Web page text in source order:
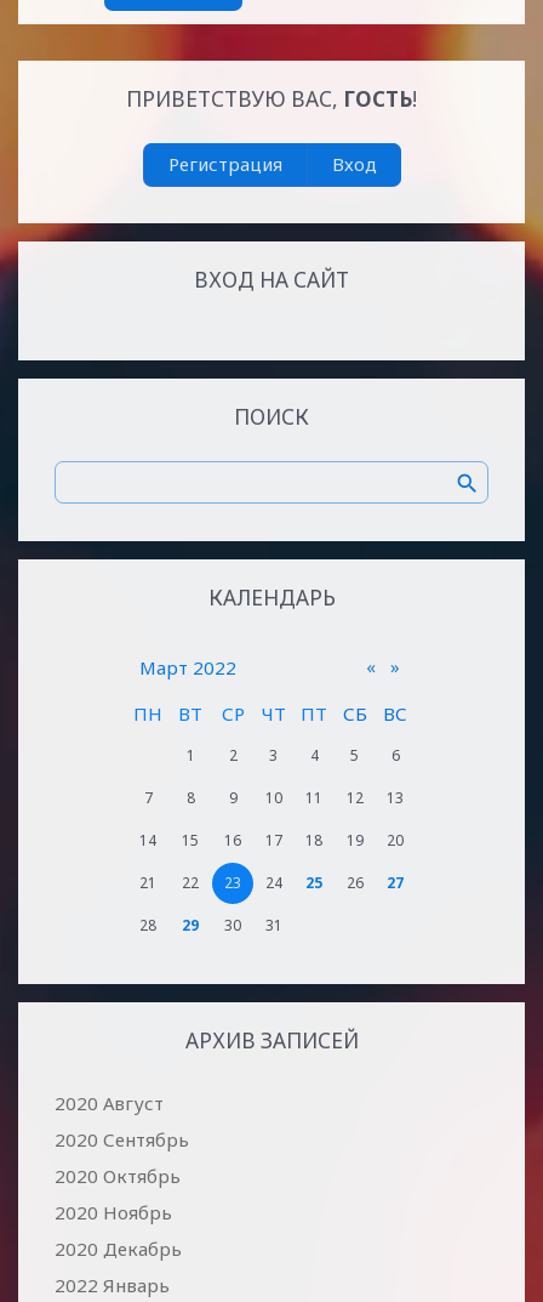
ПРИВЕТСТВУЮ ВАС, ГОСТЬ!
Регистрация Вход
ВХОД НА САЙТ
ПОИСК
КАЛЕНДАРЬ
«
Март 2022
»
ПН
ВТ СР ЧТ ПТ СБ ВС
1 2 3 4 5 6
7 8 9 10 11 12 13
14 15 16 17 18 19 20
21 22 23 24 25 26 27
28 29 30 31
АРХИВ ЗАПИСЕЙ
2020 Август
2020 Сентябрь
2020 Октябрь
2020 Ноябрь
2020 Декабрь
2022 Январь